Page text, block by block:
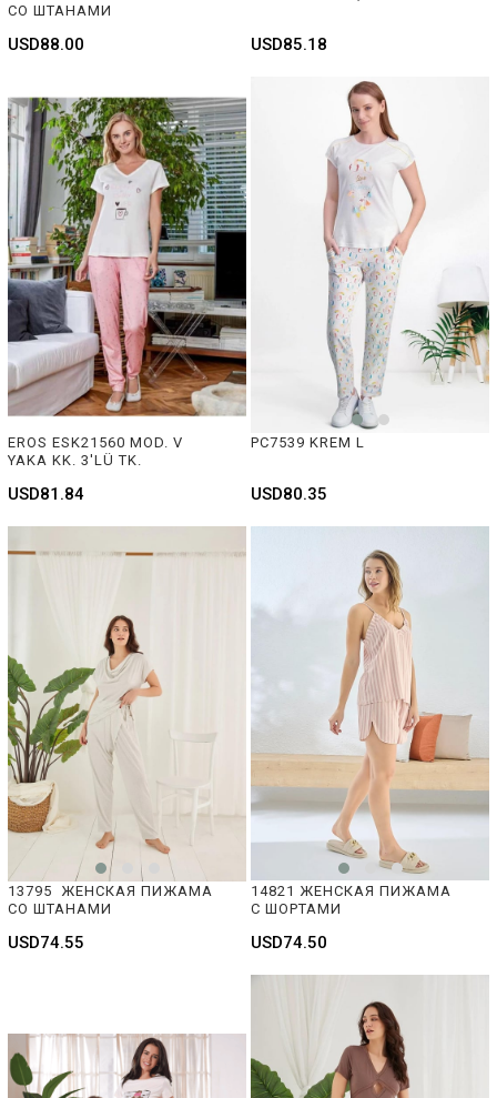
СО ШТАНАМИ
USD88.00 USD85.18
EROS ESK21560 MOD. V
YAKA KK. 3'LÜ TK.
USD81.84
PC7539 KREM L
USD80.35
13795  ЖЕНСКАЯ ПИЖАМА
СО ШТАНАМИ
USD74.55
14821 ЖЕНСКАЯ ПИЖАМА
С ШОРТАМИ
USD74.50